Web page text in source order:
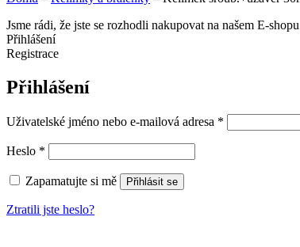
Jsme rádi, že jste se rozhodli nakupovat na našem E-
Přihlášení
Registrace
Přihlášení
Uživatelské jméno nebo e-mailová adresa *
Heslo *
Zapamatujte si mě Přihlásit se
Ztratili jste heslo?